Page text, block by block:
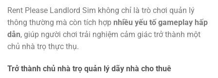
Rent Please Landlord Sim không chỉ là trò chơi quản lý
thông thường mà còn tích hợp nhiều yếu tố gameplay hấp
dẫn, giúp người chơi trải nghiệm cảm giác trở thành một
chủ nhà trọ thực thụ.
Trở thành chủ nhà trọ quản lý dãy nhà cho thuê